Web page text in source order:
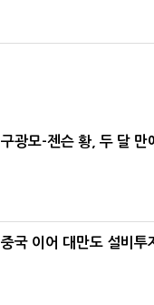
구광모-젠슨 황, 두 달 만
중국 이어 대만도 설비투